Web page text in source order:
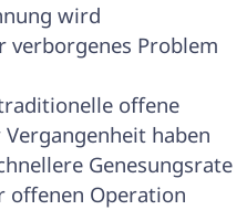
wird
Problem
offene
haben
Genesungsrate
offenen Operation